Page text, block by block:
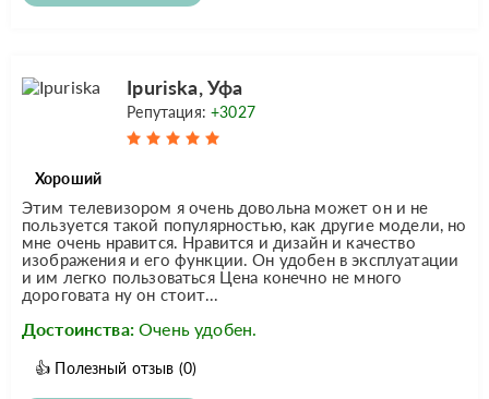
Ipuriska, Уфа
Репутация:+3027
Хороший
Этим телевизором я очень довольна может он и не
пользуется такой популярностью, как другие модели, но
мне очень нравится. Нравится и дизайн и качество
изображения и его функции. Он удобен в эксплуатации
и им легко пользоваться Цена конечно не много
дороговата ну он стоит...
Достоинства: Очень удобен.
👍 Полезный отзыв (0)